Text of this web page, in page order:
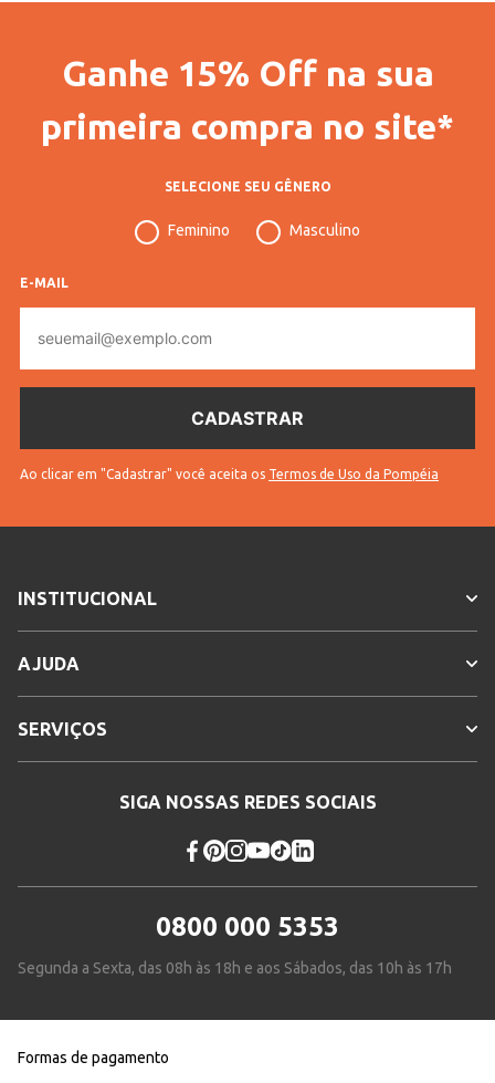
Ganhe 15% Off na sua
primeira compra no site*
SELECIONE SEU GÊNERO
Feminino Masculino
E-MAIL
mail
Ao clicar em "Cadastrar" você aceita os Termos de Uso da Pompéia
INSTITUCIONAL
AJUDA
SERVIÇOS
SIGA NOSSAS REDES SOCIAIS
0800 000 5353
Segunda a Sexta, das 08h às 18h e aos Sábados, das 10h às 17h
Formas de pagamento